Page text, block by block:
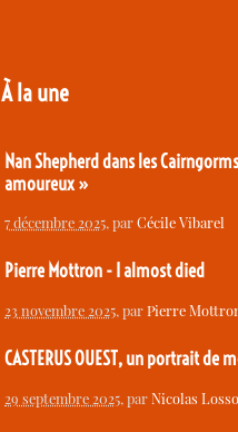
À la une
Nan Shepherd dans les
amoureux »
7 décembre 2025, parCécile Vibarel
Pierre Mottron - I almost died
23 novembre 2025, parPierre
CASTERUS OUEST, un portrait de
29 septembre 2025, parNicolas